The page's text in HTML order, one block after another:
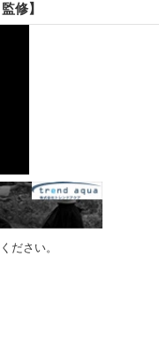
修】
ださい。
、技の精度を高めることに